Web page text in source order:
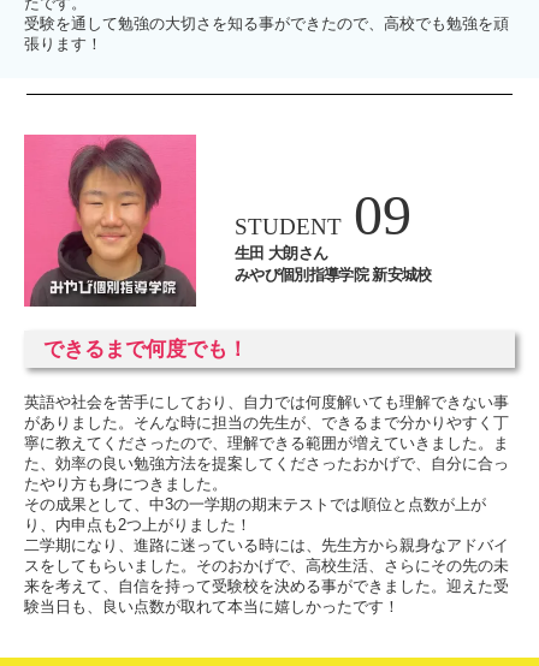
受験を通して勉強の大切さを知る事ができたので、高校でも勉強を頑
張ります！
できるまで何度でも！
STUDENT 09
生田 大朗さん
みやび個別指導学院 新安城校
英語や社会を苦手にしており、自力では何度解いても理解できない事
がありました。そんな時に担当の先生が、できるまで分かりやすく丁
寧に教えてくださったので、理解できる範囲が増えていきました。ま
た、効率の良い勉強方法を提案してくださったおかげで、自分に合っ
たやり方も身につきました。
その成果として、中3の一学期の期末テストでは順位と点数が上が
り、内申点も2つ上がりました！
二学期になり、進路に迷っている時には、先生方から親身なアドバイ
スをしてもらいました。そのおかげで、高校生活、さらにその先の未
来を考えて、自信を持って受験校を決める事ができました。迎えた受
験当日も、良い点数が取れて本当に嬉しかったです！